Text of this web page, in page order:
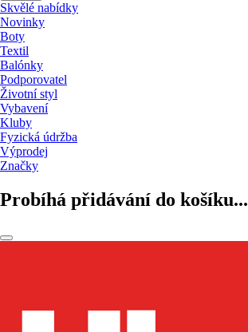
Skvělé nabídky
Novinky
Boty
Textil
Balónky
Podporovatel
Životní styl
Vybavení
Kluby
Fyzická údržba
Výprodej
Značky
Probíhá přidávání do košíku...